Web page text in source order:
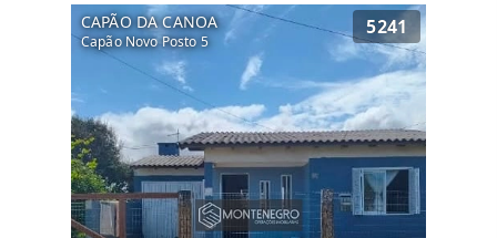
CAPÃO DA CANOA
Capão Novo Posto 5
5241